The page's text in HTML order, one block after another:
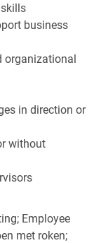
business
organizational
in direction or
without
Employee
met roken;